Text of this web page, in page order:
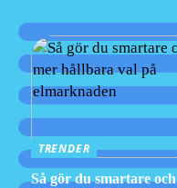
TRENDER
Så gör du smartare och